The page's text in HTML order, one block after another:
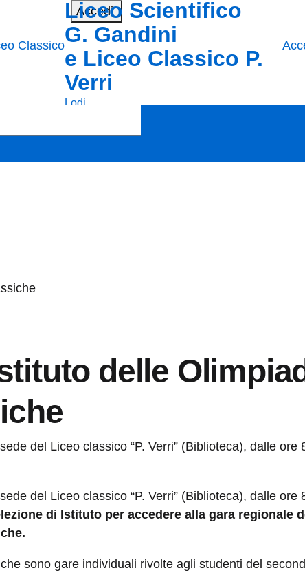
Accedi
Liceo Scientifico
G. Gandini
e Liceo Classico P.
Verri
Lodi
delle
del Liceo classico “P. Verri” (Biblioteca), dalle ore
del Liceo classico “P. Verri” (Biblioteca), dalle ore
di Istituto per accedere alla gara regionale
sono gare individuali rivolte agli studenti del